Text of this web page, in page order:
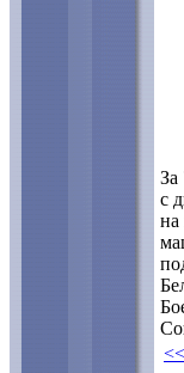
За
с
на